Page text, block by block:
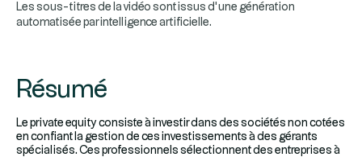
Les sous-titres de la vidéo sont issus d’une génération
automatisée par intelligence artificielle.
Résumé
Le private equity consiste à investir dans des sociétés non cotées
en confiant la gestion de ces investissements à des gérants
spécialisés. Ces professionnels sélectionnent des entreprises à